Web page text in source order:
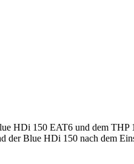
HDi 150 EAT6 und dem
der Blue HDi 150 nach dem